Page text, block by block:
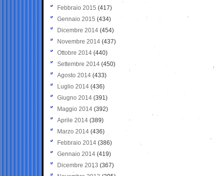
Febbraio 2015 (417)
Gennaio 2015 (434)
Dicembre 2014 (454)
Novembre 2014 (437)
Ottobre 2014 (440)
Settembre 2014 (450)
Agosto 2014 (433)
Luglio 2014 (436)
Giugno 2014 (391)
Maggio 2014 (392)
Aprile 2014 (389)
Marzo 2014 (436)
Febbraio 2014 (386)
Gennaio 2014 (419)
Dicembre 2013 (367)